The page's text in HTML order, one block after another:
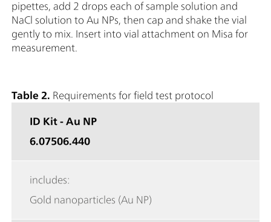
pipettes, add 2 drops each of sample solution and
NaCl solution to Au NPs, then cap and shake the vial
gently to mix. Insert into vial attachment on Misa for
measurement.
Table 2. Requirements for field test protocol
ID Kit - Au NP
6.07506.440
includes:
Gold nanoparticles (Au NP)